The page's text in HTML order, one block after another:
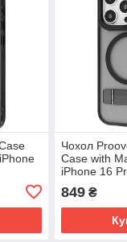
Чохол
Case with
iPhone 16
849₴